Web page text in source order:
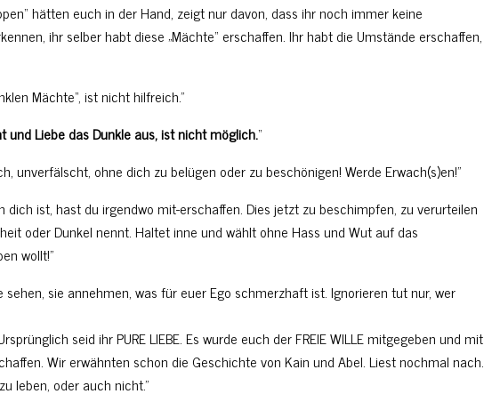
hätten euch in der Hand, zeigt nur davon, dass ihr noch immer keine
ihr selber habt diese „Mächte“ erschaffen. Ihr habt die Umstände erschaffen,
Mächte“, ist nicht hilfreich.”
und Liebe das Dunkle aus, ist nicht möglich.“
unverfälscht, ohne dich zu belügen oder zu beschönigen! Werde Erwach(s)en!”
ist, hast du irgendwo mit-erschaffen. Dies jetzt zu beschimpfen, zu verurteilen
oder Dunkel nennt. Haltet inne und wählt ohne Hass und Wut auf das
wollt!”
sehen, sie annehmen, was für euer Ego schmerzhaft ist. Ignorieren tut nur, wer
seid ihr PURE LIEBE. Es wurde euch der FREIE WILLE mitgegeben und mit
Wir erwähnten schon die Geschichte von Kain und Abel. Liest nochmal nach.
leben, oder auch nicht.”